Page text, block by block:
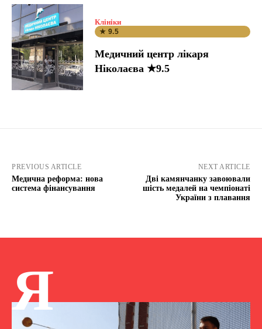
Клініки
★ 9.5
Медичний центр лікаря
Ніколаєва ★9.5
PREVIOUS ARTICLE
Медична реформа: нова
система фінансування
NEXT ARTICLE
Дві камянчанку завоювали
шість медалей на чемпіонаті
України з плавання
Я